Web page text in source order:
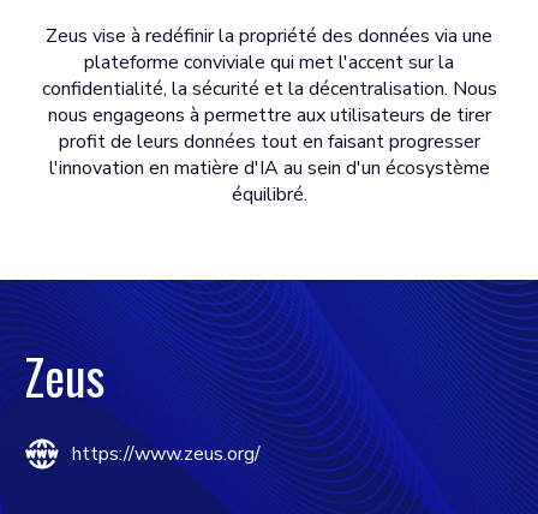
Zeus vise à redéfinir la propriété des données via une
plateforme conviviale qui met l'accent sur la
confidentialité, la sécurité et la décentralisation. Nous
nous engageons à permettre aux utilisateurs de tirer
profit de leurs données tout en faisant progresser
l'innovation en matière d'IA au sein d'un écosystème
équilibré.
Zeus
https://www.zeus.org/